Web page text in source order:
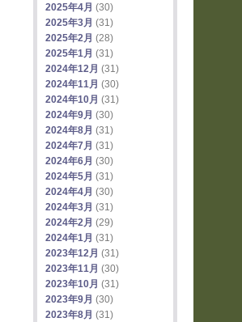
2025年4月 (30)
2025年3月 (31)
2025年2月 (28)
2025年1月 (31)
2024年12月 (31)
2024年11月 (30)
2024年10月 (31)
2024年9月 (30)
2024年8月 (31)
2024年7月 (31)
2024年6月 (30)
2024年5月 (31)
2024年4月 (30)
2024年3月 (31)
2024年2月 (29)
2024年1月 (31)
2023年12月 (31)
2023年11月 (30)
2023年10月 (31)
2023年9月 (30)
2023年8月 (31)